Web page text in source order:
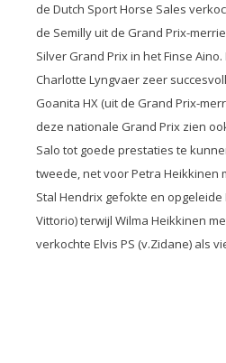
de Dutch Sport Horse Sales
de Semilly uit de Grand Prix-
Silver Grand Prix in het Finse
Charlotte Lyngvaer zeer
Goanita HX (uit de Grand Prix-
deze nationale Grand Prix zien
Salo tot goede prestaties te
tweede, net voor Petra Heikkinen
Stal Hendrix gefokte en opgeleide
Vittorio) terwijl Wilma Heikkinen
verkochte Elvis PS (v.Zidane) als